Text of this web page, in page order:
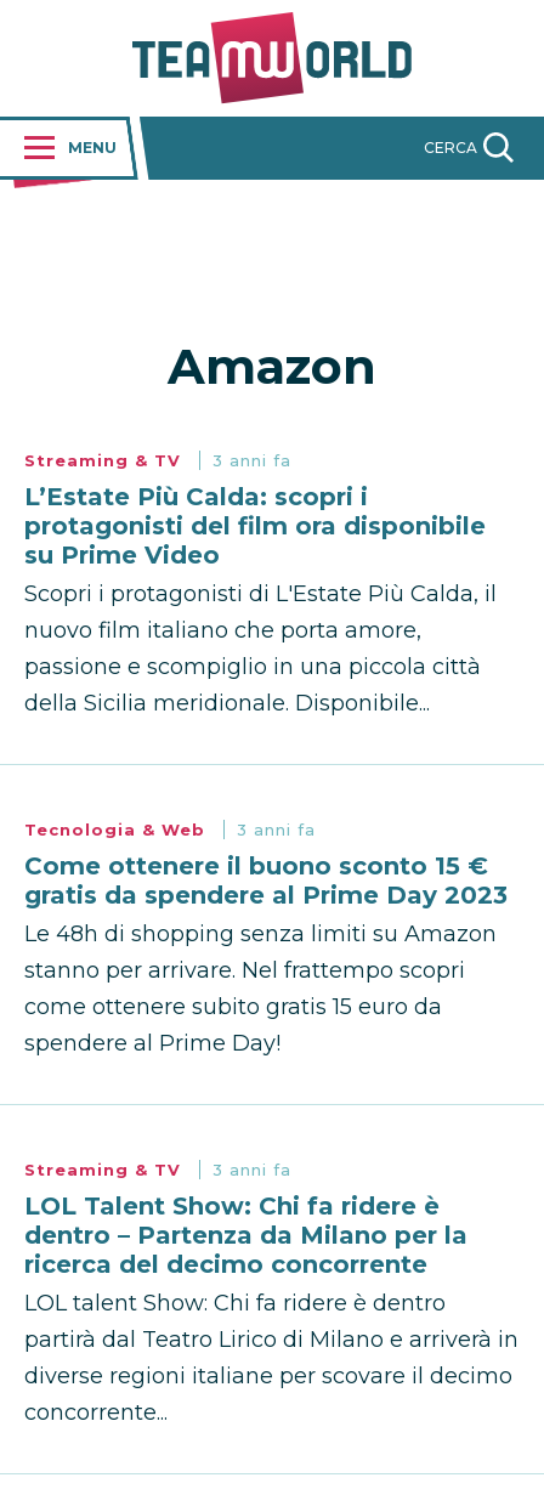
MENU CERCA
Amazon
Streaming & TV 3 anni fa
L’Estate Più Calda: scopri i
protagonisti del film ora disponibile
su Prime Video
Scopri i protagonisti di L'Estate Più Calda, il
nuovo film italiano che porta amore,
passione e scompiglio in una piccola città
della Sicilia meridionale. Disponibile...
Tecnologia & Web 3 anni fa
Come ottenere il buono sconto 15 €
gratis da spendere al Prime Day 2023
Le 48h di shopping senza limiti su Amazon
stanno per arrivare. Nel frattempo scopri
come ottenere subito gratis 15 euro da
spendere al Prime Day!
Streaming & TV 3 anni fa
LOL Talent Show: Chi fa ridere è
dentro – Partenza da Milano per la
ricerca del decimo concorrente
LOL talent Show: Chi fa ridere è dentro
partirà dal Teatro Lirico di Milano e arriverà in
diverse regioni italiane per scovare il decimo
concorrente...